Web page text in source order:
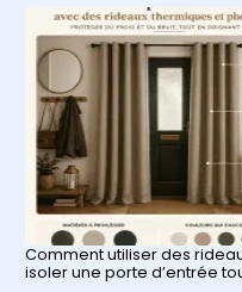
Comment utiliser des
isoler une porte d’entrée